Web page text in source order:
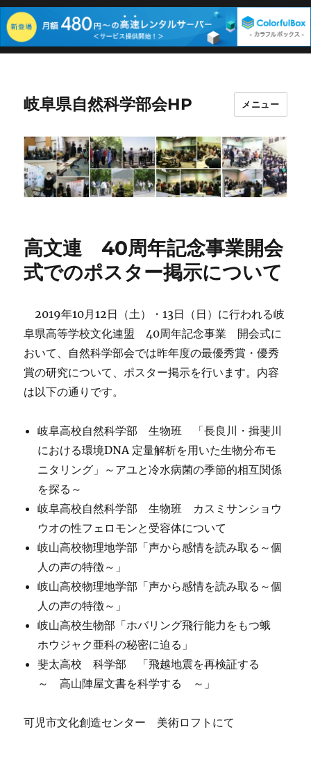
岐阜県自然科学部会HP メニュー
高文連 40周年記念事業開会
式でのポスター掲示について
2019年10月12日（土）・13日（日）に行われる岐
阜県高等学校文化連盟 40周年記念事業 開会式に
おいて、自然科学部会では昨年度の最優秀賞・優秀
賞の研究について、ポスター掲示を行います。内容
は以下の通りです。
岐阜高校自然科学部 生物班 「長良川・揖斐川
における環境DNA 定量解析を用いた生物分布モ
ニタリング」～アユと冷水病菌の季節的相互関係
を探る～
岐阜高校自然科学部 生物班 カスミサンショウ
ウオの性フェロモンと受容体について
岐山高校物理地学部「声から感情を読み取る～個
人の声の特徴～」
岐山高校物理地学部「声から感情を読み取る～個
人の声の特徴～」
岐山高校生物部「ホバリング飛行能力をもつ蛾
ホウジャク亜科の秘密に迫る」
斐太高校 科学部 「飛越地震を再検証する
～ 高山陣屋文書を科学する ～」
可児市文化創造センター 美術ロフトにて